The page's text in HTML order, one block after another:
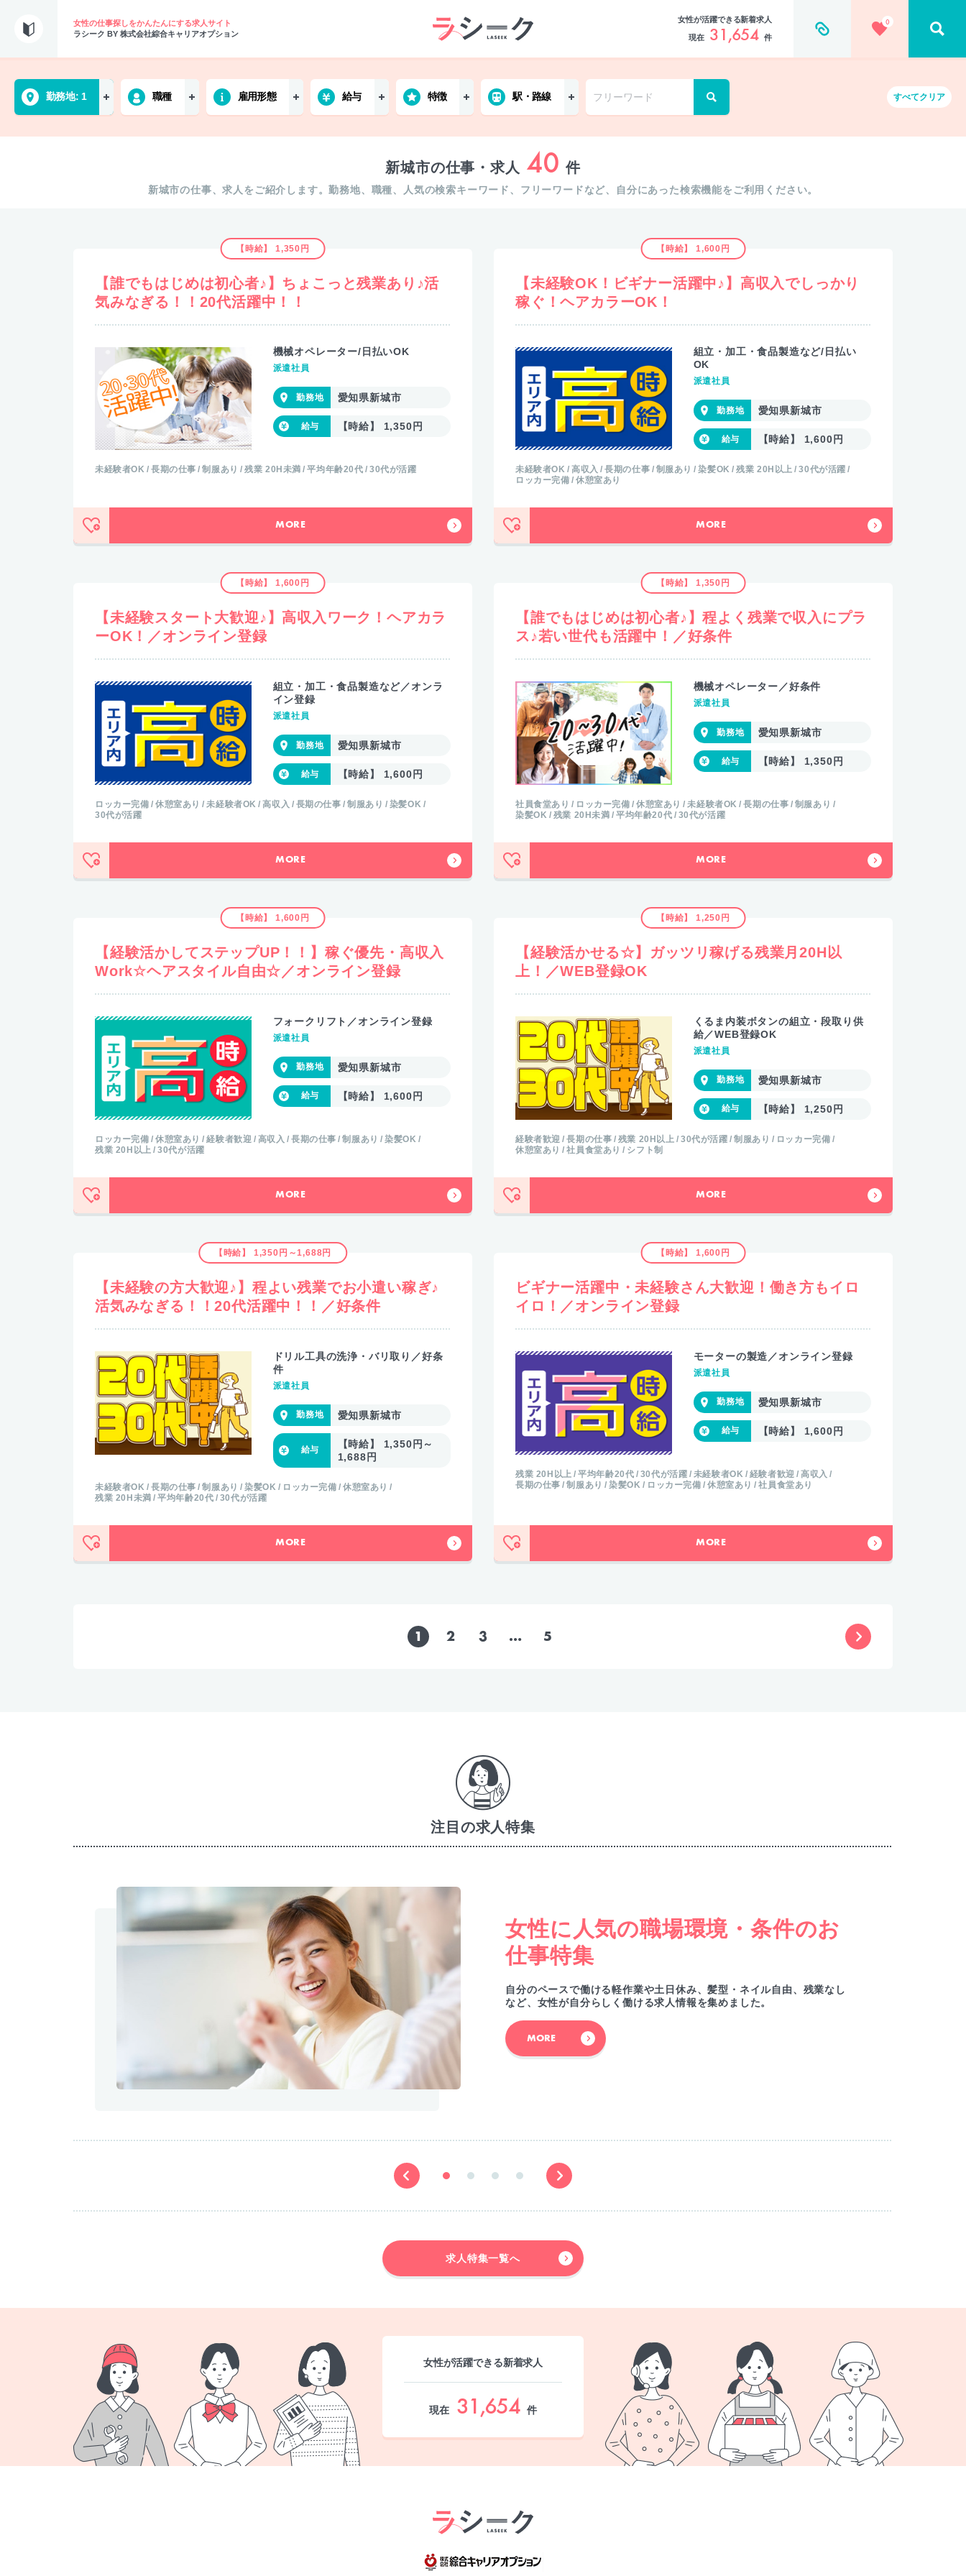
女性の仕事探しをかんたんにする求人サイト
ラシーク BY 株式会社綜合キャリアオプション
女性が活躍できる新着求人
現在 31,654 件
0
勤務地 1 職種 雇用形態 給与 特徴 駅・路線 すべてクリア
新城市の仕事・求人 40 件
新城市の仕事、求人をご紹介します。勤務地、職種、人気の検索キーワード、フリーワードなど、自分にあった検索機能をご利用ください。
【時給】 1,350円
【誰でもはじめは初心者♪】ちょこっと残業あり♪活
気みなぎる！！20代活躍中！！
機械オペレーター/日払いOK
派遣社員
愛知県新城市
【時給】 1,350円
未経験者OK 長期の仕事 制服あり 残業 20H未満 平均年齢20代 30代が活躍
MORE
【時給】 1,600円
【未経験OK！ビギナー活躍中♪】高収入でしっかり
稼ぐ！ヘアカラーOK！
組立・加工・食品製造など/日払い
OK
派遣社員
愛知県新城市
【時給】 1,600円
未経験者OK 高収入 長期の仕事 制服あり 染髪OK 残業 20H以上
30代が活躍
ロッカー完備
休憩室あり
MORE
【時給】 1,600円
【未経験スタート大歓迎♪】高収入ワーク！ヘアカラ
ーOK！／オンライン登録
組立・加工・食品製造など／オンラ
イン登録
派遣社員
愛知県新城市
【時給】 1,600円
ロッカー完備 休憩室あり 未経験者OK 高収入 長期の仕事 制服あり
染髪OK
30代が活躍
MORE
【時給】 1,350円
【誰でもはじめは初心者♪】程よく残業で収入にプラ
ス♪若い世代も活躍中！／好条件
機械オペレーター／好条件
派遣社員
愛知県新城市
【時給】 1,350円
社員食堂あり ロッカー完備 休憩室あり 未経験者OK 長期の仕事
制服あり
染髪OK
残業 20H未満 平均年齢20代 30代が活躍
MORE
【時給】 1,600円
【経験活かしてステップUP！！】稼ぐ優先・高収入
Work☆ヘアスタイル自由☆／オンライン登録
フォークリフト／オンライン登録
派遣社員
愛知県新城市
【時給】 1,600円
ロッカー完備 休憩室あり 経験者歓迎 高収入 長期の仕事 制服あり
染髪OK
残業 20H以上
30代が活躍
MORE
【時給】 1,250円
【経験活かせる☆】ガッツリ稼げる残業月20H以
上！／WEB登録OK
くるま内装ボタンの組立・段取り供
給／WEB登録OK
派遣社員
愛知県新城市
【時給】 1,250円
経験者歓迎 長期の仕事 残業 20H以上 30代が活躍 制服あり
ロッカー完備
休憩室あり
社員食堂あり シフト制
MORE
【時給】 1,350円～1,688円
【未経験の方大歓迎♪】程よい残業でお小遣い稼ぎ♪
活気みなぎる！！20代活躍中！！／好条件
ドリル工具の洗浄・バリ取り／好条
件
派遣社員
愛知県新城市
【時給】 1,350円～
1,688円
未経験者OK 長期の仕事 制服あり 染髪OK ロッカー完備
休憩室あり
残業 20H未満
平均年齢20代 30代が活躍
MORE
【時給】 1,600円
ビギナー活躍中・未経験さん大歓迎！働き方もイロ
イロ！／オンライン登録
モーターの製造／オンライン登録
派遣社員
愛知県新城市
【時給】 1,600円
残業 20H以上 平均年齢20代 30代が活躍 未経験者OK 経験者歓迎
高収入
長期の仕事
制服あり 染髪OK ロッカー完備 休憩室あり 社員食堂あり
MORE
1 2 3 … 5
注目の求人特集
女性に人気の職場環境・条件のお
仕事特集
自分のペースで働ける軽作業や土日休み、髪型・ネイル自由、残業なし
など、女性が自分らしく働ける求人情報を集めました。
MORE
求人特集一覧へ
女性が活躍できる新着求人
現在 31,654 件